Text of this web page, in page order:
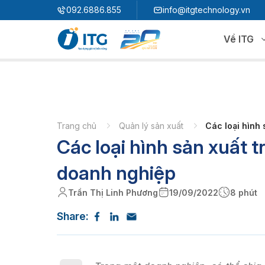
092.6886.855 info@itgtechnology.vn
Về ITG
Giải pháp quản trị hoạch định nguồn lực
3S i​FACTORY
Giải pháp nhà máy thông minh
3S WMS
3S SPS
3S QMS
3S F-INSIGHT
Trang chủ Quản lý sản xuất Các loại hình
Các loại hình sản xuất
doanh nghiệp
Trần Thị Linh Phương 19/09/2022 8 phút
Share: